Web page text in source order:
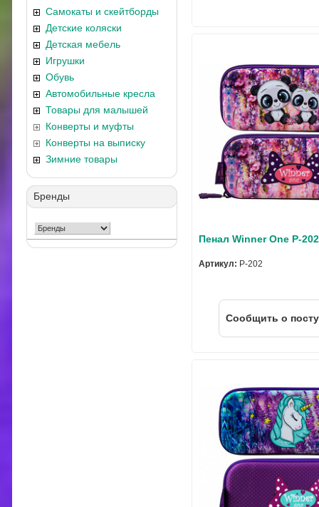
Самокаты и скейтборды
Детские коляски
Детская мебель
Игрушки
Обувь
Автомобильные кресла
Товары для малышей
Конверты и муфты
Конверты на выписку
Зимние товары
Бренды
Пенал Winner One P-
Артикул: P-202
Cообщить о